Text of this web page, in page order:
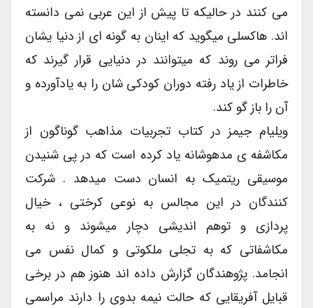
می کنند در حالیکه تا پیش از این عربی نمی دانسته
اند. هاکسلی میگوید که اینان به گونه ای از دنیا یشان
فراتر می روند که میتوانند در دنیایی قرار گیرند که
خاطرات از یاد رفته دوران کودکی شان را به یادآورده و
آن را باز گو کند.
ویلیام جیمز در کتاب تجربیات مذاهب گوناگون از
مکاشفه ی مدهوشانه یاد کرده است که در پی شنیدن
موسیقی ریتمیک به انسان دست میدهد . شرکت
کنندگان در این مجالس به نوعی کرختی ، خیال
پردازی و توهم اندیشی دچار میشوند و نه به
مکاشفاتی که به تجلی ملکوتی و کمال نفس می
انجامد. پژوهندگان گزارش داده اند هنوز هم در برخی
قبایل آفریقایی که حالت نیمه بدوی را دارند مراسمی